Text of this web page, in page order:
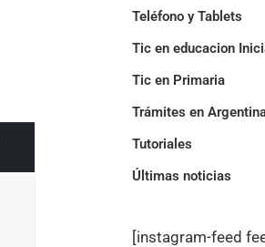
Teléfono y Tablets
Tic en educacion
Tic en Primaria
Trámites en
Tutoriales
Últimas noticias
[instagram-feed